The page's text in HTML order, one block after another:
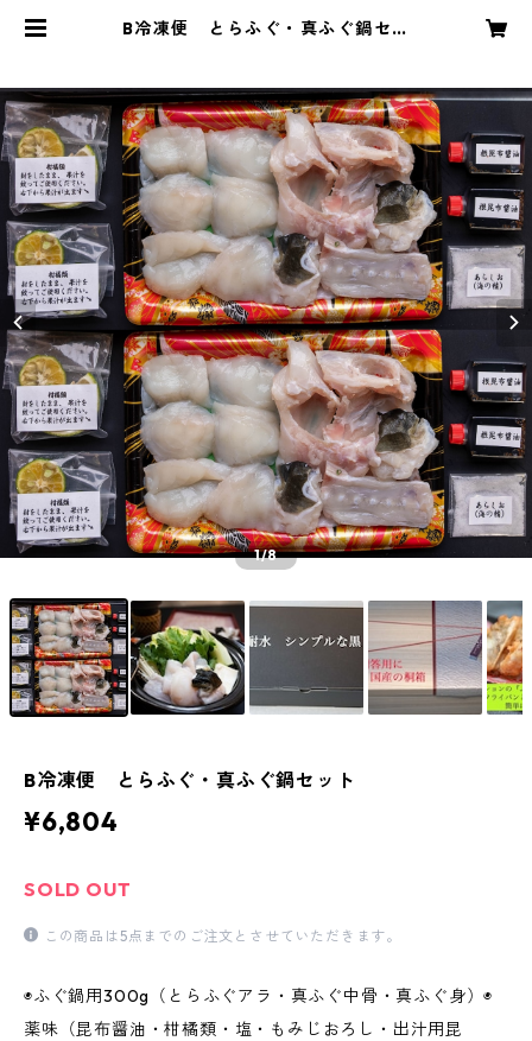
B冷凍便 とらふぐ・真ふぐ鍋セッ
1/8
B冷凍便 とらふぐ・真ふぐ鍋セット
¥6,804
SOLD OUT
この商品は5点までのご注文とさせていただきます。
◉ふぐ鍋用300g（とらふぐアラ・真ふぐ中骨・真ふぐ身）◉
薬味（昆布醤油・柑橘類・塩・もみじおろし・出汁用昆